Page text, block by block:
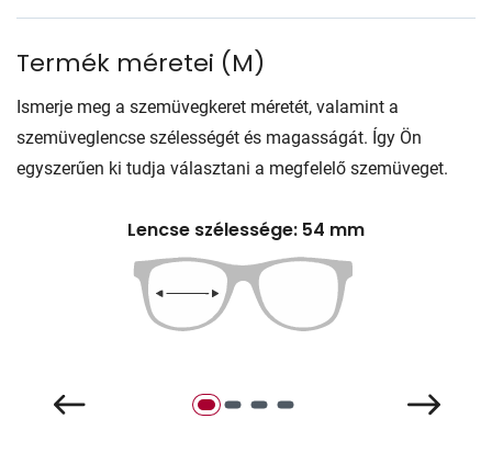
Termék méretei (M)
Ismerje meg a szemüvegkeret méretét, valamint a
szemüveglencse szélességét és magasságát. Így Ön
egyszerűen ki tudja választani a megfelelő szemüveget.
Lencse szélessége: 54 mm